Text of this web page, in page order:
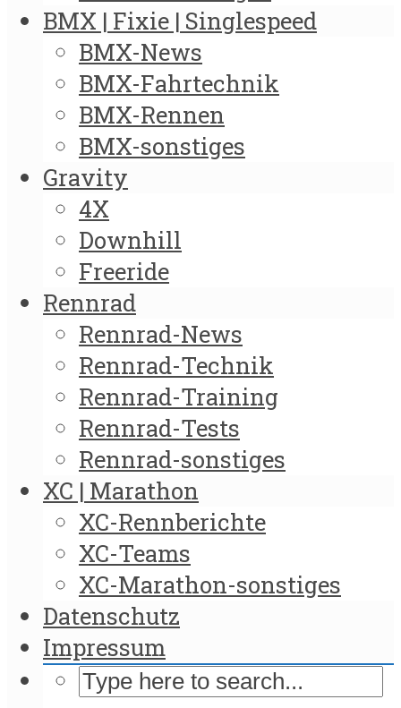
BMX | Fixie | Singlespeed
BMX-News
BMX-Fahrtechnik
BMX-Rennen
BMX-sonstiges
Gravity
4X
Downhill
Freeride
Rennrad
Rennrad-News
Rennrad-Technik
Rennrad-Training
Rennrad-Tests
Rennrad-sonstiges
XC | Marathon
XC-Rennberichte
XC-Teams
XC-Marathon-sonstiges
Datenschutz
Impressum